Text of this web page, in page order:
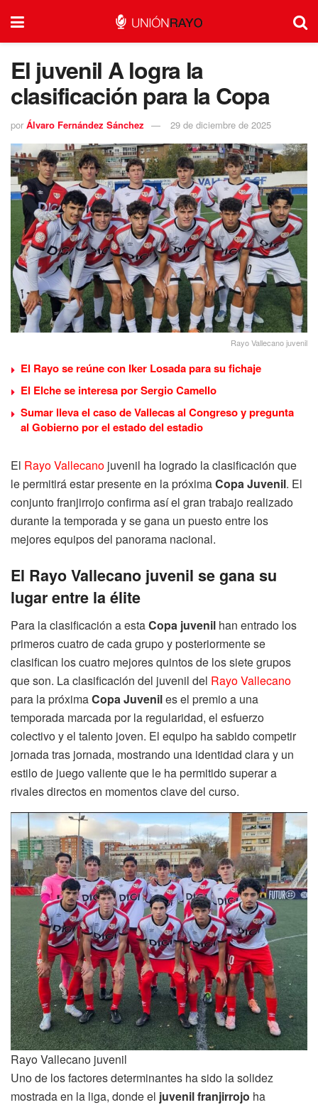
El juvenil A logra la
clasificación para la Copa
por Álvaro Fernández Sánchez 29 de diciembre de 2025
Rayo Vallecano juvenil
El Rayo se reúne con Iker Losada para su fichaje
El Elche se interesa por Sergio Camello
Sumar lleva el caso de Vallecas al Congreso y pregunta
al Gobierno por el estado del estadio
El Rayo Vallecano juvenil ha logrado la clasificación que
le permitirá estar presente en la próximaCopa Juvenil. El
conjunto franjirrojo confirma así el gran trabajo realizado
durante la temporada y se gana un puesto entre los
mejores equipos del panorama nacional.
El Rayo Vallecano juvenil se gana su
lugar entre la élite
Para la clasificación a estaCopa juvenil han entrado los
primeros cuatro de cada grupo y posteriormente se
clasifican los cuatro mejores quintos de los siete grupos
que son. La clasificación del juvenil del Rayo Vallecano
para la próximaCopa Juveniles el premio a una
temporada marcada por la regularidad, el esfuerzo
colectivo y el talento joven. El equipo ha sabido competir
jornada tras jornada, mostrando una identidad clara y un
estilo de juego valiente que le ha permitido superar a
rivales directos en momentos clave del curso.
Rayo Vallecano juvenil
Uno de los factores determinantes ha sido la solidez
mostrada en la liga, donde el juvenil franjirrojo ha